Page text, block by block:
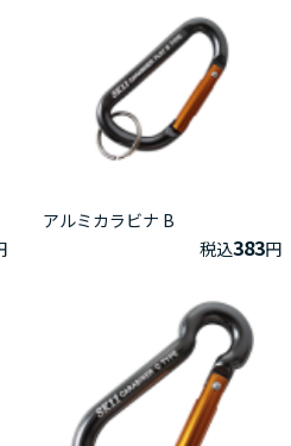
アルミカラビナ B
税込383円